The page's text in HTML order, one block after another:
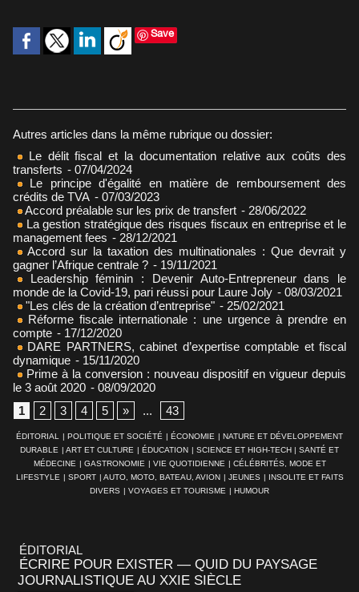
Save
Autres articles dans la même rubrique ou dossier:
Le délit fiscal et la documentation relative aux coûts des
transferts - 07/04/2024
Le principe d'égalité en matière de remboursement des
crédits de TVA - 07/03/2023
Accord préalable sur les prix de transfert - 28/06/2022
La gestion stratégique des risques fiscaux en entreprise et le
management fees - 28/12/2021
Accord sur la taxation des multinationales : Que devrait y
gagner l’Afrique centrale ? - 19/11/2021
Leadership féminin : Devenir Auto-Entrepreneur dans le
monde de la Covid-19, pari réussi pour Laure Joly - 08/03/2021
"Les clés de la création d’entreprise" - 25/02/2021
Réforme fiscale internationale : une urgence à prendre en
compte - 17/12/2020
DARE PARTNERS, cabinet d’expertise comptable et fiscal
dynamique - 15/11/2020
Prime à la conversion : nouveau dispositif en vigueur depuis
le 3 août 2020 - 08/09/2020
1
2 3 4 5 » ... 43
ÉDITORIAL | POLITIQUE ET SOCIÉTÉ | ÉCONOMIE | NATURE ET DÉVELOPPEMENT
DURABLE | ART ET CULTURE | ÉDUCATION | SCIENCE ET HIGH-TECH | SANTÉ ET
MÉDECINE | GASTRONOMIE | VIE QUOTIDIENNE | CÉLÉBRITÉS, MODE ET
LIFESTYLE | SPORT | AUTO, MOTO, BATEAU, AVION | JEUNES | INSOLITE ET FAITS
DIVERS | VOYAGES ET TOURISME | HUMOUR
ÉDITORIAL
ÉCRIRE POUR EXISTER — QUID DU PAYSAGE
JOURNALISTIQUE AU XXIE SIÈCLE